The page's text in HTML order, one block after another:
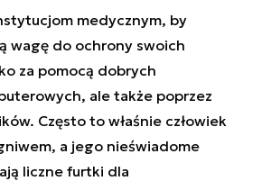
medycznym, by
wagę do ochrony swoich
za pomocą dobrych
ale także poprzez
Często to właśnie człowiek
a jego nieświadome
liczne furtki dla